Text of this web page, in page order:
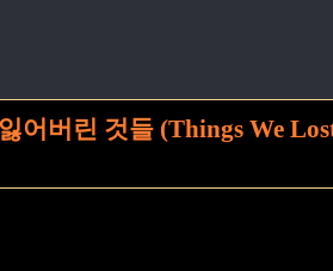
어버린 것들 (Things We